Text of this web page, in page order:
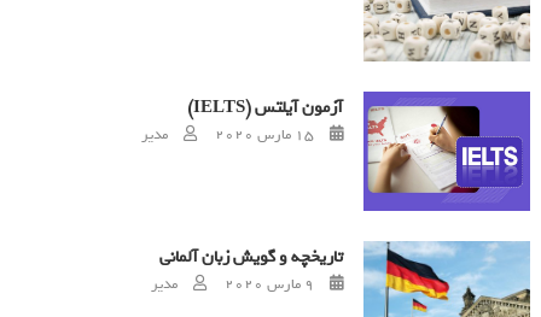
آزمون آیلتس (IELTS)
Posted on
15 مارس 2020 Author
مدیر
تاریخچه و گویش زبان آلمانی
Posted on
9 مارس 2020 Author
مدیر